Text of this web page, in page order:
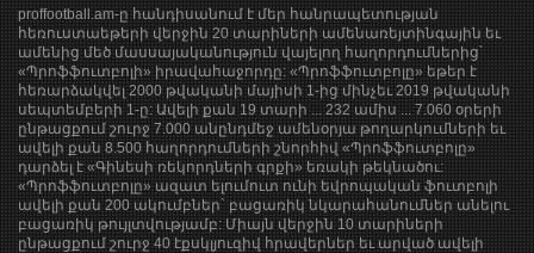
proffootball.am-ը հանդիսանում է մեր հանրապետության
հեռուստաեթերի վերջին 20 տարիների ամենառեյտինգային եւ
ամենից մեծ մասսայականություն վայելող հաղորդումներից՝
«Պրոֆֆուտբոլի» իրավահաջորդը: «Պրոֆֆուտբոլը» եթեր է
հեռարձակվել 2000 թվականի մայիսի 1-ից մինչեւ 2019 թվականի
սեպտեմբերի 1-ը: Ավելի քան 19 տարի ... 232 ամիս ... 7.060 օրերի
ընթացքում շուրջ 7.000 անընդմեջ ամենօրյա թողարկումների եւ
ավելի քան 8.500 հաղորդումների շնորհիվ «Պրոֆֆուտբոլը»
դարձել է «Գինեսի ռեկորդների գրքի» եռակի թեկնածու:
«Պրոֆֆուտբոլը» ազատ ելումուտ ունի եվրոպական ֆուտբոլի
ավելի քան 200 ակումբներ` բացառիկ նկարահանումներ անելու
բացառիկ թույլտվությամբ: Միայն վերջին 10 տարիների
ընթացքում շուրջ 40 էքսկլյուզիվ հրավերներ եւ արված ավելի